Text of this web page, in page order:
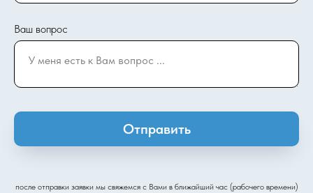
Ваш вопрос
Отправить
после отправки заявки мы свяжемся с Вами в ближайший час (рабочего времени)